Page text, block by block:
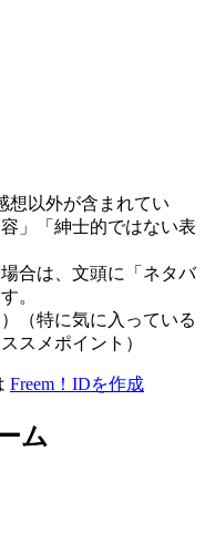
想以外が含まれてい
」「紳士的ではない表
合は、文頭に「ネタバ
。
（特に気に入っている
スメポイント）
Freem！IDを作成
ム